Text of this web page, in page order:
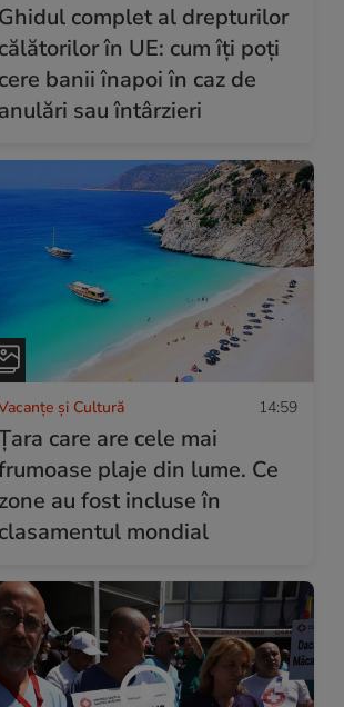
Ghidul complet al drepturilor
călătorilor în UE: cum îți poți
cere banii înapoi în caz de
anulări sau întârzieri
și Cultură 14:59
care are cele mai
plaje din lume. Ce
zone au fost incluse în
clasamentul mondial